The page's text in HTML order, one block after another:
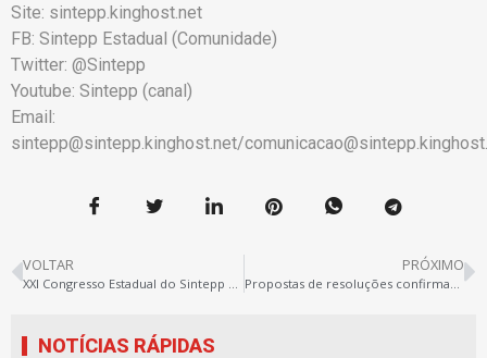
Site: sintepp.kinghost.net
FB: Sintepp Estadual (Comunidade)
Twitter: @Sintepp
Youtube: Sintepp (canal)
Email:
sintepp@sintepp.kinghost.net/
VOLTAR PRÓXIMO
NOTÍCIAS RÁPIDAS